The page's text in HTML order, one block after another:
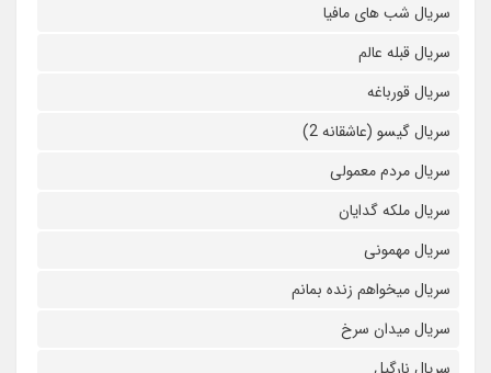
سریال شب های مافیا
سریال قبله عالم
سریال قورباغه
سریال گیسو (عاشقانه 2)
سریال مردم معمولی
سریال ملکه گدایان
سریال مهمونی
سریال میخواهم زنده بمانم
سریال میدان سرخ